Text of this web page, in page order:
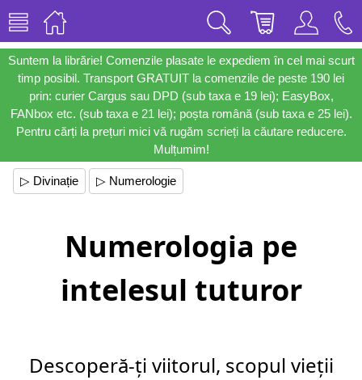
Suntem la librărie! Comenzile plasate le expediem în cel mai scurt
timp posibil. Transport GRATUIT la comenzile de peste 190 lei
prin: curier Cargus sau DPD (sub taxa e 19 lei); EasyBox,
FANbox etc. (sub taxa e 21 lei); poșta română (sub taxa e 25 lei).
Pentru cărți la prețuri mici vă rugăm scrieți la căutare reducere.
Mulțumim!
▷ Divinație ▷ Numerologie
Numerologia pe
intelesul tuturor
Descoperă-ți viitorul, scopul vieții